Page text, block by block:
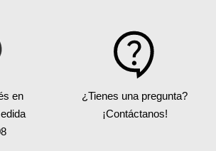
en
¿Tienes una pregunta?
¡Contáctanos!